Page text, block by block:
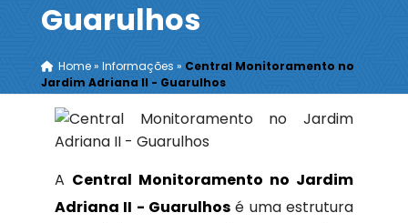
Guarulhos
Home» Informações » Central Monitoramento no
Jardim Adriana II - Guarulhos
A Central Monitoramento no Jardim
Adriana II - Guarulhos é uma estrutura